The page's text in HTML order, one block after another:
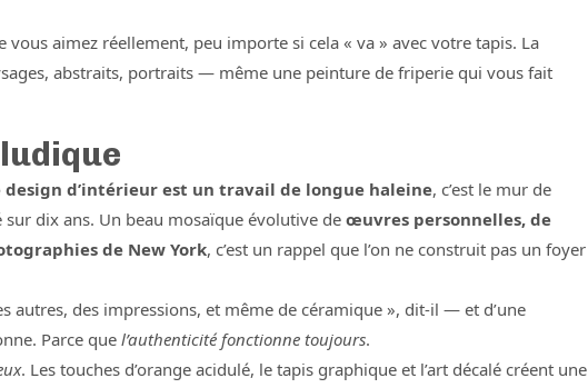
vous aimez réellement, peu importe si cela « va » avec votre tapis. La
abstraits, portraits — même une peinture de friperie qui vous fait
design d’intérieur est un travail de longue haleine, c’est le mur de
sur dix ans. Un beau mosaïque évolutive de œuvres personnelles, de
de New York, c’est un rappel que l’on ne construit pas un foyer
autres, des impressions, et même de céramique », dit-il — et d’une
Parce que l’authenticité fonctionne toujours.
. Les touches d’orange acidulé, le tapis graphique et l’art décalé créent une